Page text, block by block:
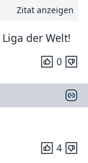
Zitat anzeigen
der Welt!
0
4